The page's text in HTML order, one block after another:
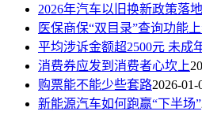
2026年汽车以旧换新政策落
医保商保“双目录”查询功能
平均涉诉金额超2500元 未成
消费券应发到消费者心坎上
购票能不能少些套路2026-01-
新能源汽车如何跑赢“下半场”